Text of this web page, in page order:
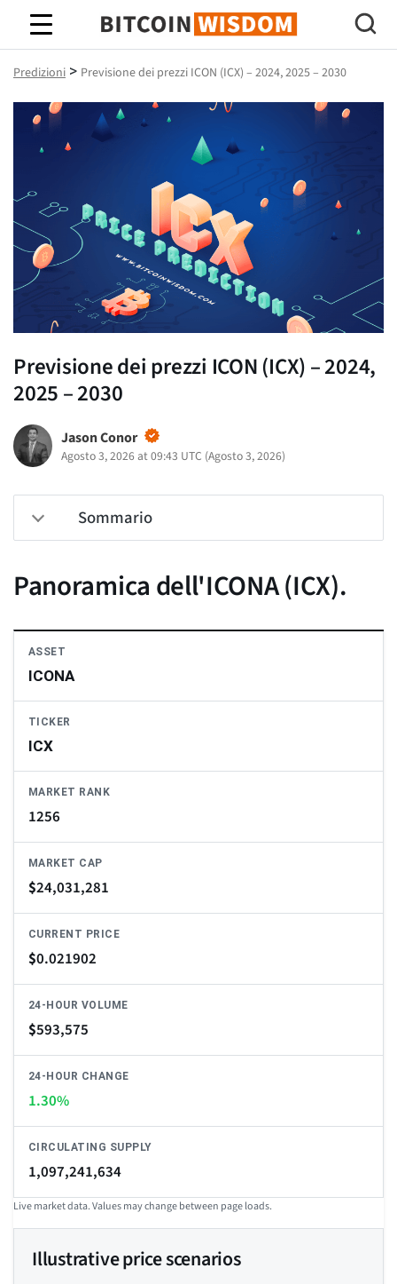
Saggezza Bitcoin
Predizioni > Previsione dei prezzi ICON (ICX) – 2024, 2025 – 2030
Previsione dei prezzi ICON (ICX) – 2024,
2025 – 2030
Jason Conor
Agosto 3, 2026 at 09:43 UTC (Agosto 3, 2026)
Sommario
Panoramica dell'ICONA (ICX).
ASSET
ICONA
TICKER
ICX
MARKET RANK
1256
MARKET CAP
$24,031,281
CURRENT PRICE
$0.021902
24-HOUR VOLUME
$593,575
24-HOUR CHANGE
1.30%
CIRCULATING SUPPLY
1,097,241,634
Live market data. Values may change between page loads.
Illustrative price scenarios